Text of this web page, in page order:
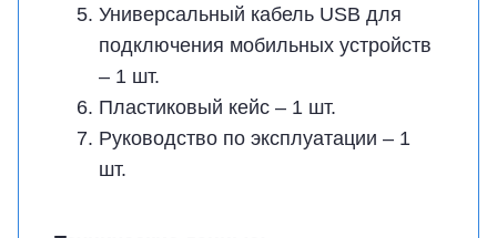
Универсальный кабель USB для
подключения мобильных устройств
– 1 шт.
Пластиковый кейс – 1 шт.
Руководство по эксплуатации – 1
шт.